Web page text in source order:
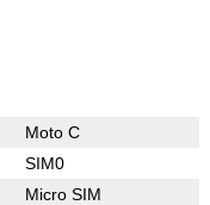
Moto C
SIM0
Micro SIM